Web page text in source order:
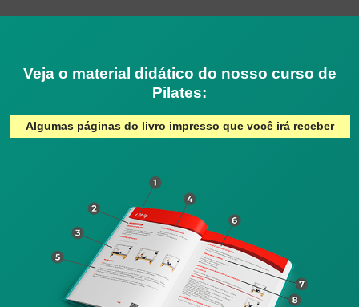
Veja o material didático do nosso curso de
Pilates:
Algumas páginas do livro impresso que você irá receber